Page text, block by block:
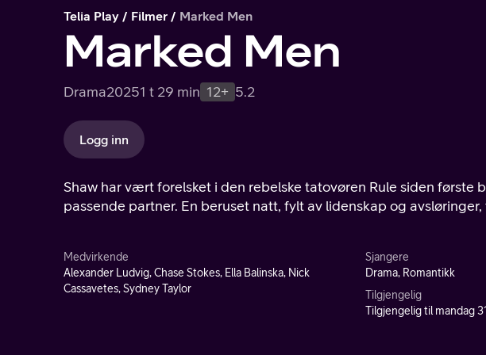
Telia Play Filmer Marked Men
Marked Men
Drama20251 t 29 min 12+ 5.2
Logg inn
Shaw har vært forelsket i den rebelske tatovøren Rule siden første
passende partner. En beruset natt, fylt av lidenskap og
Medvirkende
Alexander Ludvig, Chase Stokes, Ella Balinska, Nick
Cassavetes, Sydney Taylor
Sjangere
Drama, Romantikk
Tilgjengelig
Tilgjengelig til mandag